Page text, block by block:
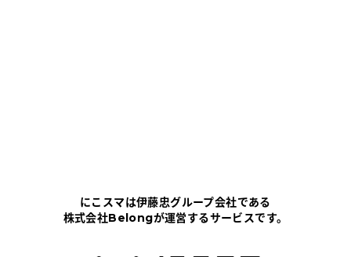
にこスマについて
にこスマは伊藤忠グループ会社である
株式会社Belongが運営するサービスです。